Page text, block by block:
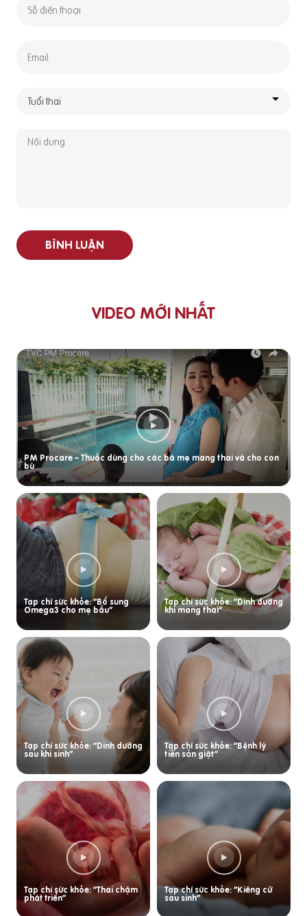
BÌNH LUẬN
VIDEO MỚI NHẤT
PM Procare – Thuốc dùng cho các bà mẹ mang thai và cho con
bú
Tạp chí sức khỏe: “Bổ sung
Omega3 cho mẹ bầu”
Tạp chí sức khỏe: “Dinh dưỡng
khi mang thai”
Tạp chí sức khỏe: “Dinh dưỡng
sau khi sinh”
Tạp chí sức khỏe: “Bệnh lý
tiền sản giật”
Tạp chí sức khỏe: “Thai chậm
phát triển”
Tạp chí sức khỏe: “Kiêng cữ
sau sinh”